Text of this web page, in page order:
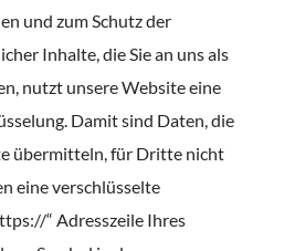
und zum Schutz der
Inhalte, die Sie an uns als
nutzt unsere Website eine
Damit sind Daten, die
übermitteln, für Dritte nicht
eine verschlüsselte
“ Adresszeile Ihres